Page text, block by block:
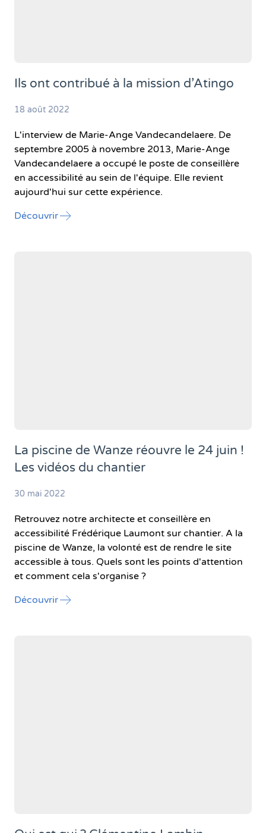
Ils ont contribué à la mission d’Atingo
18 août 2022
L'interview de Marie-Ange Vandecandelaere. De
septembre 2005 à novembre 2013, Marie-Ange
Vandecandelaere a occupé le poste de conseillère
en accessibilité au sein de l'équipe. Elle revient
aujourd'hui sur cette expérience.
Découvrirl'article "Ils ont contribué à la mission
La piscine de Wanze réouvre le 24 juin !
Les vidéos du chantier
30 mai 2022
Retrouvez notre architecte et conseillère en
accessibilité Frédérique Laumont sur chantier. A la
piscine de Wanze, la volonté est de rendre le site
accessible à tous. Quels sont les points d'attention
et comment cela s'organise ?
Découvrirl'article "La piscine de Wanze réouvre le 24